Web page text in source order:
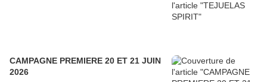
CAMPAGNE PREMIERE 20 ET 21 JUIN
2026